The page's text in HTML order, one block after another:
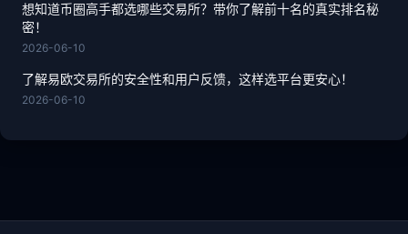
想知道币圈高手都选哪些交易所？带你了解前十名的真实排名秘
密！
2026-06-10
了解易欧交易所的安全性和用户反馈，这样选平台更安心！
2026-06-10